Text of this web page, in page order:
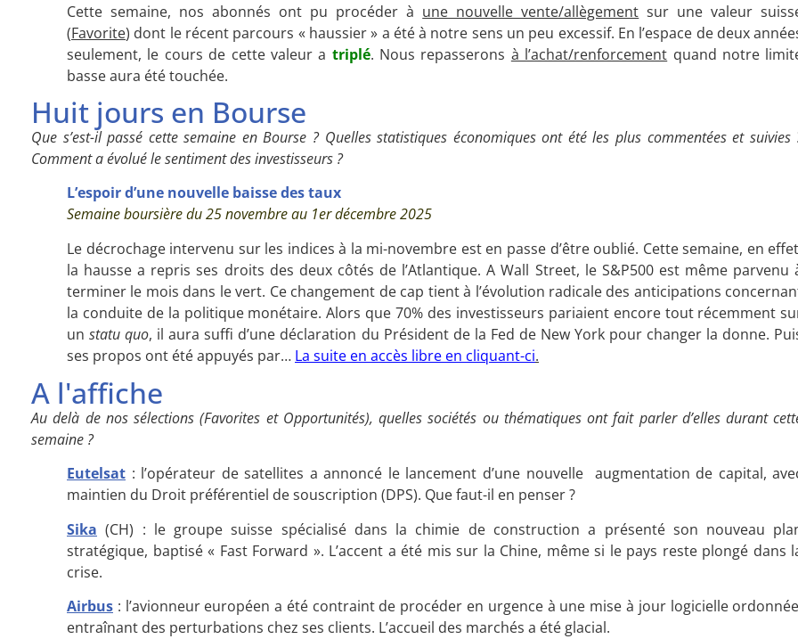
Cette semaine, nos abonnés ont pu procéder à une nouvelle vente/allègement sur une valeur
(Favorite) dont le récent parcours « haussier » a été à notre sens un peu excessif. En l’espace de deux
seulement, le cours de cette valeur a triplé. Nous repasserons à l’achat/renforcement quand notre
basse aura été touchée.
Huit jours en Bourse
Que s’est-il passé cette semaine en Bourse ? Quelles statistiques économiques ont été les plus commentées et suivies
Comment a évolué le sentiment des investisseurs ?
L’espoir d’une nouvelle baisse des taux
Semaine boursière du 25 novembre au 1er décembre 2025
Le décrochage intervenu sur les indices à la mi-novembre est en passe d’être oublié. Cette semaine, en
la hausse a repris ses droits des deux côtés de l’Atlantique. A Wall Street, le S&P500 est même parvenu
terminer le mois dans le vert. Ce changement de cap tient à l’évolution radicale des anticipations
la conduite de la politique monétaire. Alors que 70% des investisseurs pariaient encore tout récemment
unstatu quo, il aura suffi d’une déclaration du Président de la Fed de New York pour changer la donne.
ses propos ont été appuyés par… La suite en accès libre en cliquant-ci.
A l'affiche
Au delà de nos sélections (Favorites et Opportunités), quelles sociétés ou thématiques ont fait parler d’elles durant
semaine ?
Eutelsat : l’opérateur de satellites a annoncé le lancement d’une nouvelle
augmentation de capital,
maintien du Droit préférentiel de souscription (DPS). Que faut-il en penser ?
Sika (CH) : le groupe suisse spécialisé dans la chimie de construction a présenté son nouveau
stratégique, baptisé « Fast Forward ». L’accent a été mis sur la Chine, même si le pays reste plongé dans
crise.
Airbus : l’avionneur européen a été contraint de procéder en urgence à une mise à jour logicielle
entraînant des perturbations chez ses clients. L’accueil des marchés a été glacial.